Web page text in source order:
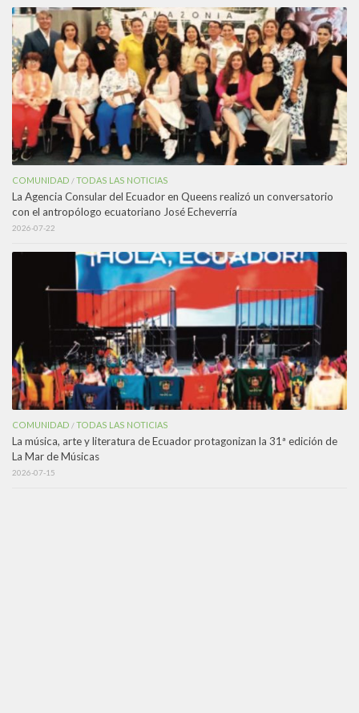
COMUNIDAD /TODAS LAS NOTICIAS
La Agencia Consular del Ecuador en Queens realizó un conversatorio
con el antropólogo ecuatoriano José Echeverría
2026-07-22
COMUNIDAD /TODAS LAS NOTICIAS
La música, arte y literatura de Ecuador protagonizan la 31ª edición de
La Mar de Músicas
2026-07-15